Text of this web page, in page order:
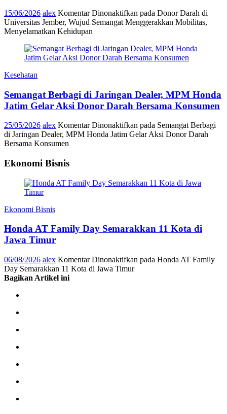
15/06/2026 alex Komentar Dinonaktifkan pada Donor Darah di
Universitas Jember, Wujud Semangat Menggerakkan Mobilitas,
Menyelamatkan Kehidupan
Kesehatan
Semangat Berbagi di Jaringan Dealer, MPM Honda
Jatim Gelar Aksi Donor Darah Bersama Konsumen
25/05/2026 alex Komentar Dinonaktifkan pada Semangat Berbagi
di Jaringan Dealer, MPM Honda Jatim Gelar Aksi Donor Darah
Bersama Konsumen
Ekonomi Bisnis
Ekonomi Bisnis
Honda AT Family Day Semarakkan 11 Kota di
Jawa Timur
06/08/2026 alex Komentar Dinonaktifkan pada Honda AT Family
Day Semarakkan 11 Kota di Jawa Timur
Bagikan Artikel ini